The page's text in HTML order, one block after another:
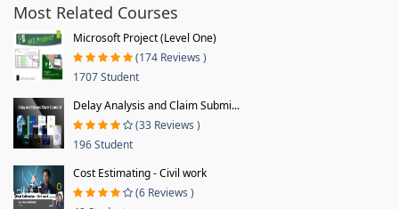
Most Related Courses
Microsoft Project (Level One)
(174 Reviews )
1707 Student
Delay Analysis and Claim Submi...
(33 Reviews )
196 Student
Cost Estimating - Civil work
(6 Reviews )